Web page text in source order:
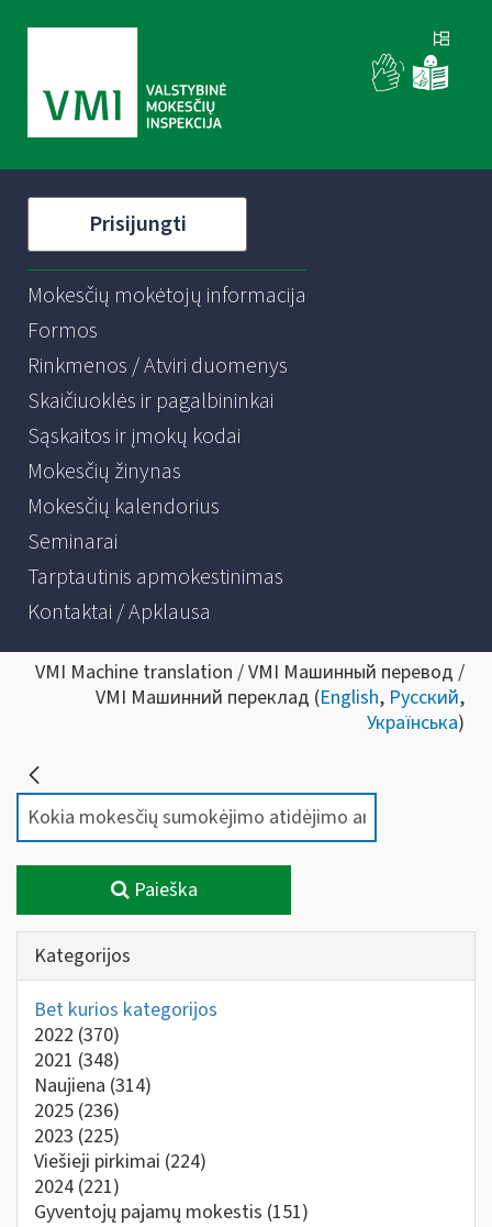
Prisijungti
Mokesčių mokėtojų informacija
Formos
Rinkmenos / Atviri duomenys
Skaičiuoklės ir pagalbininkai
Sąskaitos ir įmokų kodai
Mokesčių žinynas
Mokesčių kalendorius
Seminarai
Tarptautinis apmokestinimas
Kontaktai / Apklausa
VMI Machine translation / VMI Машинный перевод /
VMI Машинний переклад (English, Русский,
Українська)
Paieška
Kategorijos
Bet kurios kategorijos
2022 (370)
2021 (348)
Naujiena (314)
2025 (236)
2023 (225)
Viešieji pirkimai (224)
2024 (221)
Gyventojų pajamų mokestis (151)